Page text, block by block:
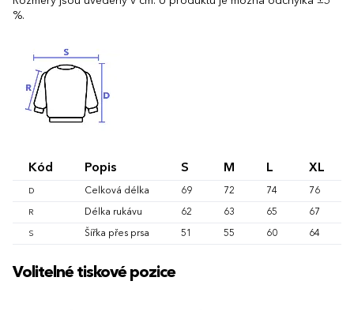
%.
Kód Popis S M L XL
D Celková délka 69 72 74 76
R Délka rukávu 62 63 65 67
S Šířka přes prsa 51 55 60 64
Volitelné tiskové pozice